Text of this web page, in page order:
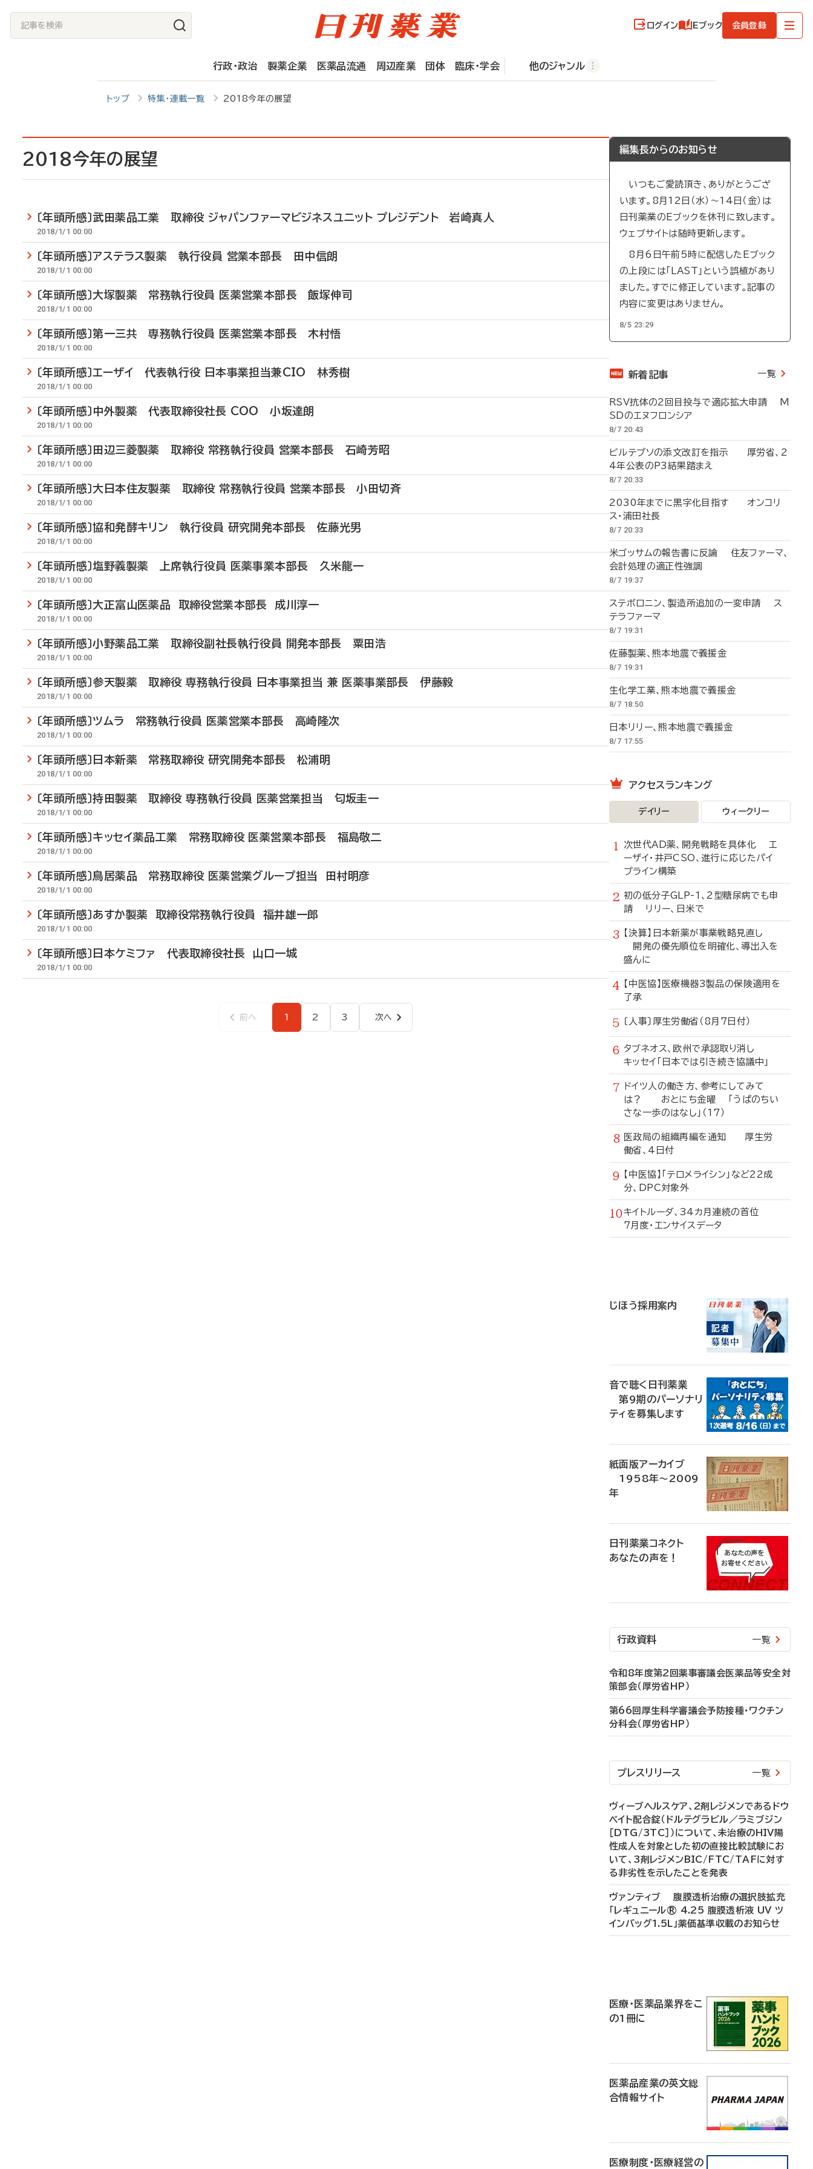
記
事
ログイン Eブック 会員登録
行政・政治 製薬企業 医薬品流通 周辺産業 団体 臨床・学会 他のジャンル
トップ 特集・連載一覧 2018今年の展望
2018今年の展望
〔年頭所感〕武田薬品工業 取締役 ジャパンファーマビジネスユニット プレジデント 岩崎真人
2018/1/1 00:00
〔年頭所感〕アステラス製薬 執行役員 営業本部長 田中信朗
2018/1/1 00:00
〔年頭所感〕大塚製薬 常務執行役員 医薬営業本部長 飯塚伸司
2018/1/1 00:00
〔年頭所感〕第一三共 専務執行役員 医薬営業本部長 木村悟
2018/1/1 00:00
〔年頭所感〕エーザイ 代表執行役 日本事業担当兼CIO 林秀樹
2018/1/1 00:00
〔年頭所感〕中外製薬 代表取締役社長 COO 小坂達朗
2018/1/1 00:00
〔年頭所感〕田辺三菱製薬 取締役 常務執行役員 営業本部長 石崎芳昭
2018/1/1 00:00
〔年頭所感〕大日本住友製薬 取締役 常務執行役員 営業本部長 小田切斉
2018/1/1 00:00
〔年頭所感〕協和発酵キリン 執行役員 研究開発本部長 佐藤光男
2018/1/1 00:00
〔年頭所感〕塩野義製薬 上席執行役員 医薬事業本部長 久米龍一
2018/1/1 00:00
〔年頭所感〕大正富山医薬品 取締役営業本部長 成川淳一
2018/1/1 00:00
〔年頭所感〕小野薬品工業 取締役副社長執行役員 開発本部長 粟田浩
2018/1/1 00:00
〔年頭所感〕参天製薬 取締役 専務執行役員 日本事業担当 兼 医薬事業部長 伊藤毅
2018/1/1 00:00
〔年頭所感〕ツムラ 常務執行役員 医薬営業本部長 高崎隆次
2018/1/1 00:00
〔年頭所感〕日本新薬 常務取締役 研究開発本部長 松浦明
2018/1/1 00:00
〔年頭所感〕持田製薬 取締役 専務執行役員 医薬営業担当 匂坂圭一
2018/1/1 00:00
〔年頭所感〕キッセイ薬品工業 常務取締役 医薬営業本部長 福島敬二
2018/1/1 00:00
〔年頭所感〕鳥居薬品 常務取締役 医薬営業グループ担当 田村明彦
2018/1/1 00:00
〔年頭所感〕あすか製薬 取締役常務執行役員 福井雄一郎
2018/1/1 00:00
〔年頭所感〕日本ケミファ 代表取締役社長 山口一城
2018/1/1 00:00
前
前へ
ペ
1
ペ
ー
2
ペ
ー
3
次
ペ
次へ
編集長からのお知らせ
いつもご愛読頂き、ありがとうござ
います。8月12日（水）～14日（金）は
日刊薬業のEブックを休刊に致します。
ウェブサイトは随時更新します。
8月6日午前5時に配信したEブック
の上段には「LAST」という誤植があり
ました。すでに修正しています。記事の
内容に変更はありません。
8/5 23:29
新着記事 一覧
RSV抗体の2回目投与で適応拡大申請 M
SDのエヌフロンシア
8/7 20:43
ビルテプソの添文改訂を指示 厚労省、2
4年公表のP3結果踏まえ
8/7 20:33
2030年までに黒字化目指す オンコリ
ス・浦田社長
8/7 20:33
米ゴッサムの報告書に反論 住友ファーマ、
会計処理の適正性強調
8/7 19:37
ステボロニン、製造所追加の一変申請 ス
テラファーマ
8/7 19:31
佐藤製薬、熊本地震で義援金
8/7 19:31
生化学工業、熊本地震で義援金
8/7 18:50
日本リリー、熊本地震で義援金
8/7 17:55
アクセスランキング
デイリー ウィークリー
次世代AD薬、開発戦略を具体化 エ
ーザイ・井戸CSO、進行に応じたパイ
プライン構築
初の低分子GLP-1、2型糖尿病でも申
請 リリー、日米で
【決算】日本新薬が事業戦略見直し
開発の優先順位を明確化、導出入を
盛んに
【中医協】医療機器3製品の保険適用を
了承
〔人事〕厚生労働省（8月7日付）
タブネオス、欧州で承認取り消し
キッセイ「日本では引き続き協議中」
ドイツ人の働き方、参考にしてみて
は？ おとにち金曜 「うぱのちい
さな一歩のはなし」（17）
医政局の組織再編を通知 厚生労
働省、4日付
【中医協】「テロメライシン」など22成
分、DPC対象外
キイトルーダ、34カ月連続の首位
7月度・エンサイスデータ
じほう採用案内
音で聴く日刊薬業
第9期のパーソナリ
ティを募集します
紙面版アーカイブ
1958年～2009
年
日刊薬業コネクト
あなたの声を！
行政資料 一覧
令和8年度第2回薬事審議会医薬品等安全対
策部会（厚労省HP）
第66回厚生科学審議会予防接種・ワクチン
分科会（厚労省HP）
プレスリリース 一覧
ヴィーブヘルスケア、2剤レジメンであるドウ
ベイト配合錠（ドルテグラビル／ラミブジン
［DTG/3TC］）について、未治療のHIV陽
性成人を対象とした初の直接比較試験にお
いて、3剤レジメンBIC/FTC/TAFに対す
る非劣性を示したことを発表
ヴァンティブ 腹膜透析治療の選択肢拡充
「レギュニール® 4.25 腹膜透析液 UV ツ
インバッグ1.5L」薬価基準収載のお知らせ
医療・医薬品業界をこ
の1冊に
医薬品産業の英文総
合情報サイト
医療制度・医療経営の